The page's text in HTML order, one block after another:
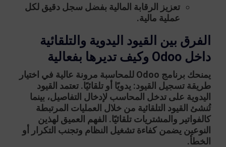
تعزيز الرقابة المالية بفضل سجل دقيق لكل
عملية مالية.
الفرق بين القيود اليدوية والتلقائية
داخل Odoo وكيف تديرها بفعالية
يمنحك برنامج Odoo للمحاسبة
مرونة عالية في اختيار
طريقة تسجيل القيود: يدويًا أو تلقائيًا. تعتمد القيود
اليدوية على تدخل المحاسب لإدخال التفاصيل، بينما
تُنشئ القيود التلقائية من خلال العمليات المرتبطة
كالفواتير والمشتريات تلقائيًا. الفهم العميق لهذين
النوعين يضمن كفاءة تشغيل النظام وتجنب التكرار أو
الخطأ.